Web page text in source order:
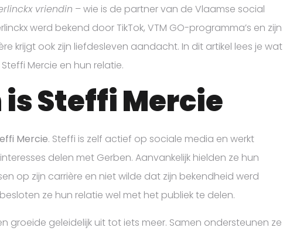
vriendin – wie is de partner van de Vlaamse social
werd bekend door TikTok, VTM GO-programma’s en zijn
krijgt ook zijn liefdesleven aandacht. In dit artikel lees je wat
Mercie en hun relatie.
Steffi Mercie
Mercie. Steffi is zelf actief op sociale media en werkt
delen met Gerben. Aanvankelijk hielden ze hun
op zijn carrière en niet wilde dat zijn bekendheid werd
ze hun relatie wel met het publiek te delen.
groeide geleidelijk uit tot iets meer. Samen ondersteunen ze